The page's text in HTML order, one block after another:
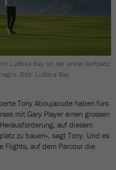
Luštica Bay ist der erste Golfplatz
Bild: Luštica Bay
Tony Aboujaoude haben fürs
mit Gary Player einen grossen
auf diesem
zu bauen», sagt Tony. Und es
Flights, auf dem Parcour die